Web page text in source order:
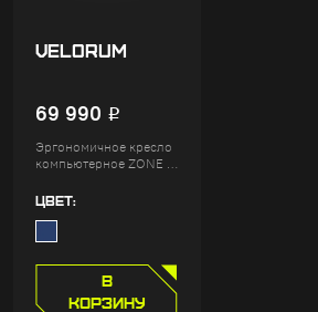
VELORUM
69 990 Р
Эргономичное кресло
компьютерное ZONE 51
ЦВЕТ:
В
КОРЗИНУ